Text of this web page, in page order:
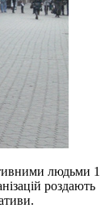
людьми 1
роздають